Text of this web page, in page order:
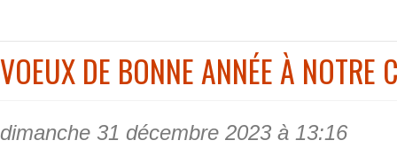
VOEUX DE BONNE ANNÉE À NOTRE
dimanche 31 décembre 2023 à 13:16